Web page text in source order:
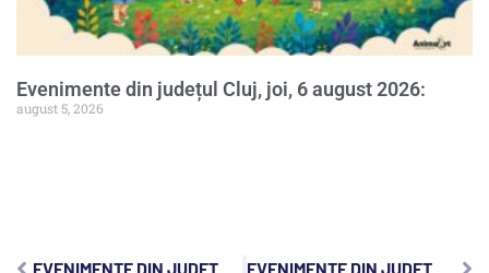
Evenimente din județul Cluj, joi, 6 august 2026:
august 5, 2026